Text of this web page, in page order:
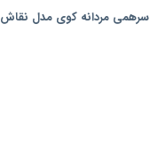
سرهمی مردانه کوی مدل نقاش